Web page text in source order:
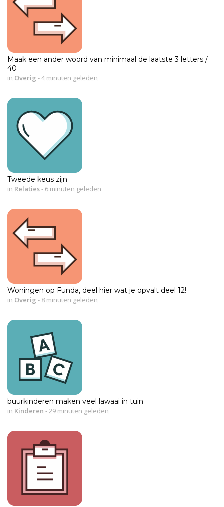
Maak een ander woord van minimaal de laatste 3 letters /
40
in Overig -4 minuten geleden
Tweede keus zijn
in Relaties- 6 minuten geleden
Woningen op Funda, deel hier wat je opvalt deel 12!
in Overig - 8 minuten geleden
buurkinderen maken veel lawaai in tuin
in Kinderen - 29 minuten geleden